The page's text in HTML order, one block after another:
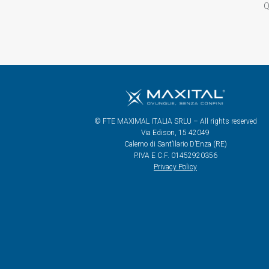
© FTE MAXIMAL ITALIA SRLU – All rights reserved
Via Edison, 15 42049
Calerno di Sant’Ilario D’Enza (RE)
P.IVA E C.F. 01452920356
Privacy Policy